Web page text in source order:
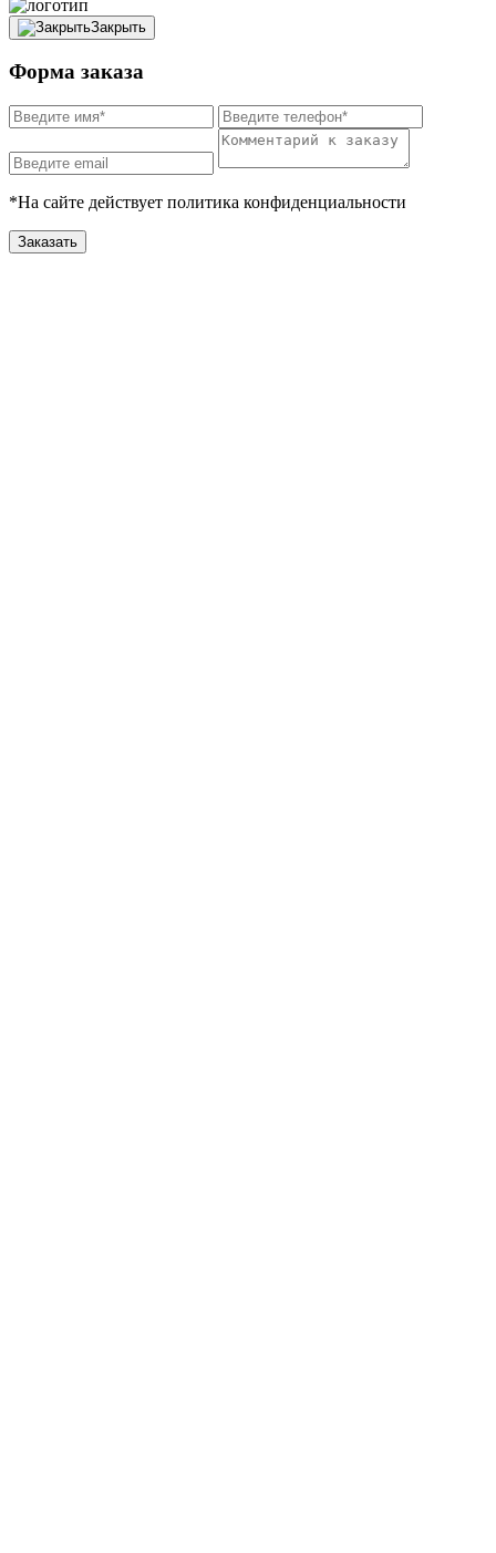
Закрыть
Форма заказа
*На сайте действует политика конфиденциальности